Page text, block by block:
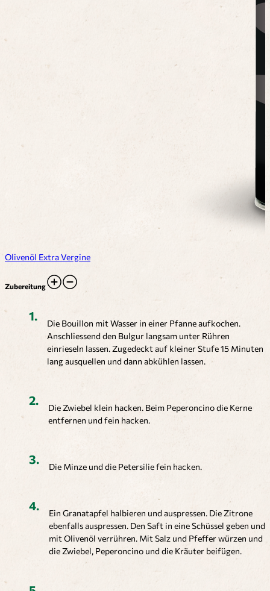
Olivenöl Extra Vergine
Zubereitung
Die Bouillon mit Wasser in einer Pfanne aufkochen.
Anschliessend den Bulgur langsam unter Rühren
einrieseln lassen. Zugedeckt auf kleiner Stufe 15 Minuten
lang ausquellen und dann abkühlen lassen.
Die Zwiebel klein hacken. Beim Peperoncino die Kerne
entfernen und fein hacken.
Die Minze und die Petersilie fein hacken.
Ein Granatapfel halbieren und auspressen. Die Zitrone
ebenfalls auspressen. Den Saft in eine Schüssel geben und
mit Olivenöl verrühren. Mit Salz und Pfeffer würzen und
die Zwiebel, Peperoncino und die Kräuter beifügen.